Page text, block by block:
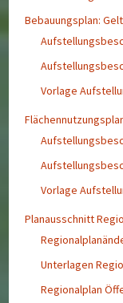
Bebauungsplan:
Vorlage
Vorlage
Planausschnitt
Unterlagen
Regionalplan